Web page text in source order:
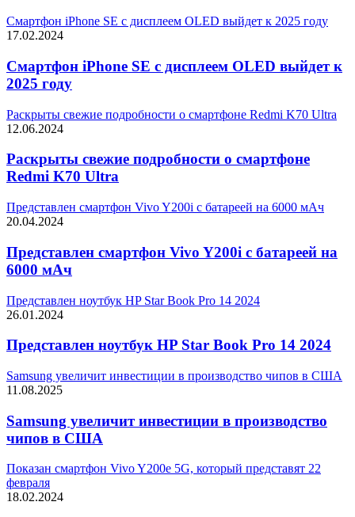
Смартфон iPhone SE с дисплеем OLED выйдет к 2025 году
17.02.2024
Смартфон iPhone SE с дисплеем OLED выйдет к
2025 году
Раскрыты свежие подробности о смартфоне Redmi K70 Ultra
12.06.2024
Раскрыты свежие подробности о смартфоне
Redmi K70 Ultra
Представлен смартфон Vivo Y200i с батареей на 6000 мАч
20.04.2024
Представлен смартфон Vivo Y200i с батареей на
6000 мАч
Представлен ноутбук HP Star Book Pro 14 2024
26.01.2024
Представлен ноутбук HP Star Book Pro 14 2024
Samsung увеличит инвестиции в производство чипов в США
11.08.2025
Samsung увеличит инвестиции в производство
чипов в США
Показан смартфон Vivo Y200e 5G, который представят 22
февраля
18.02.2024